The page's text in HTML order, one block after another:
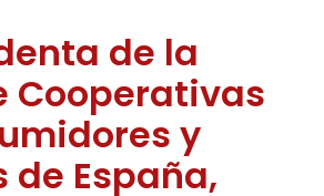
de la
Cooperativas
y
de España,